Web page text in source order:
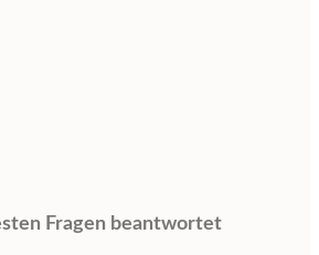
Fragen beantwortet